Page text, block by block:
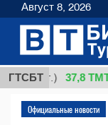
ГТСБТ37,8 ТМТ
Официальные новости
Август 8, 2026